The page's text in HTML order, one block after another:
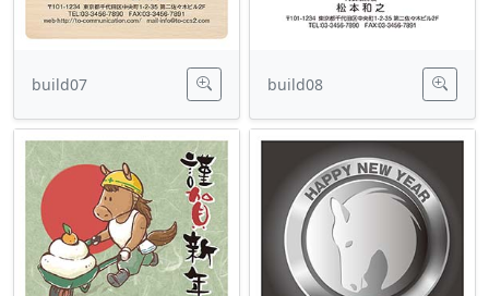
build07 build08